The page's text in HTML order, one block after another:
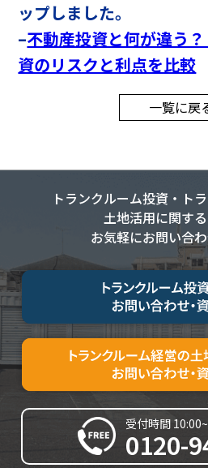
トランクルーム投資・
ご相談はお気軽にお問
受付時間
0120-
ップしました。
–不動産投資と何が違う
資のリスクと利点を比較
一覧に戻
トランクルーム投資・ト
土地活用に関する
お気軽にお問い合
受付時間
0120-